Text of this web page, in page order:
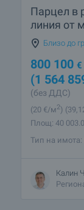
Парцел в
линия от
Близо до
800 100 €
(1 564
(без ДДС)
(20 €/м2) (39
Площ: 40
Тип на имота:
Калин